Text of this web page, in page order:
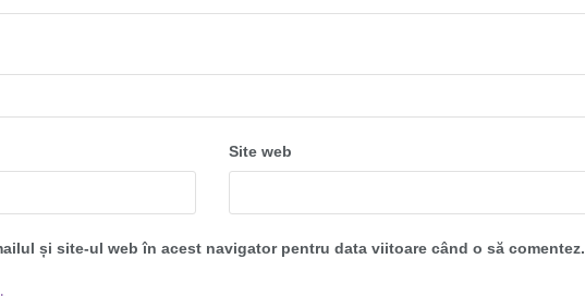
Site web
și site-ul web în acest navigator pentru data viitoare când o să comentez.